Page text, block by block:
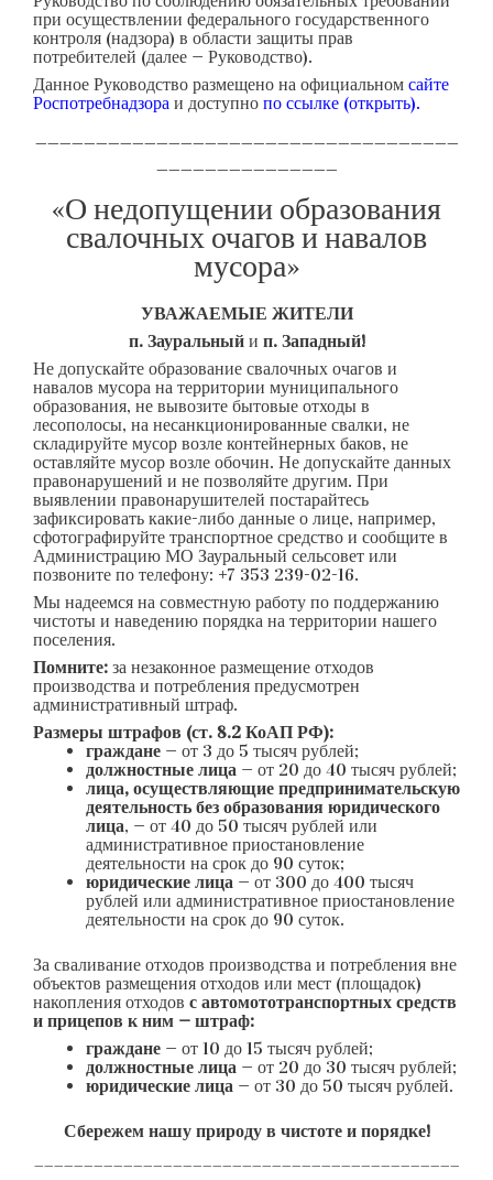
при осуществлении федерального государственного
контроля (надзора) в области защиты прав
потребителей (далее — Руководство).
Данное Руководство размещено на официальном сайте
Роспотребнадзора и доступно по ссылке (открыть).
«О недопущении образования
свалочных очагов и навалов
мусора»
УВАЖАЕМЫЕ ЖИТЕЛИ
п. Зауральный и п. Западный!
Не допускайте образование свалочных очагов и
навалов мусора на территории муниципального
образования, не вывозите бытовые отходы в
лесополосы, на несанкционированные свалки, не
складируйте мусор возле контейнерных баков, не
оставляйте мусор возле обочин. Не допускайте данных
правонарушений и не позволяйте другим. При
выявлении правонарушителей постарайтесь
зафиксировать какие-либо данные о лице, например,
сфотографируйте транспортное средство и сообщите в
Администрацию МО Зауральный сельсовет или
позвоните по телефону: +7 353 239-02-16.
Мы надеемся на совместную работу по поддержанию
чистоты и наведению порядка на территории нашего
поселения.
Помните: за незаконное размещение отходов
производства и потребления предусмотрен
административный штраф.
Размеры штрафов (ст. 8.2 КоАП РФ):
граждане — от 3 до 5 тысяч рублей;
должностные лица — от 20 до 40 тысяч рублей;
лица, осуществляющие предпринимательскую
деятельность без образования юридического
лица, — от 40 до 50 тысяч рублей или
административное приостановление
деятельности на срок до 90 суток;
юридические лица — от 300 до 400 тысяч
рублей или административное приостановление
деятельности на срок до 90 суток.
За сваливание отходов производства и потребления вне
объектов размещения отходов или мест (площадок)
накопления отходов с автомототранспортных средств
и прицепов к ним — штраф:
граждане — от 10 до 15 тысяч рублей;
должностные лица — от 20 до 30 тысяч рублей;
юридические лица — от 30 до 50 тысяч рублей.
Сбережем нашу природу в чистоте и порядке!